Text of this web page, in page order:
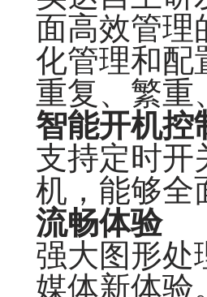
面高效管理
化管理和配
重复、繁重
智能开机控
支持定时开
机，能够全
流畅体验
强大图形处
媒体新体验